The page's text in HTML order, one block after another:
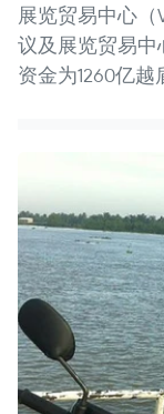
展览贸易中心（
议及展览贸易中
资金为1260亿越